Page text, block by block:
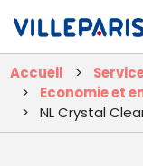
Accueil
Economie et
NL Crystal